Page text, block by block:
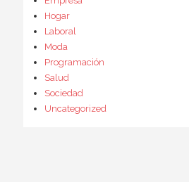
Hogar
Laboral
Moda
Programación
Salud
Sociedad
Uncategorized